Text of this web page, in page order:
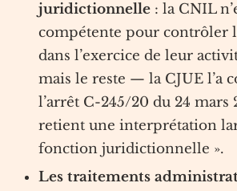
juridictionnelle : la CNIL
compétente pour contrôler
dans l’exercice de leur
mais le reste — la CJUE l’a
l’arrêt C-245/20 du 24 mars
retient une interprétation
fonction juridictionnelle ».
Les traitements